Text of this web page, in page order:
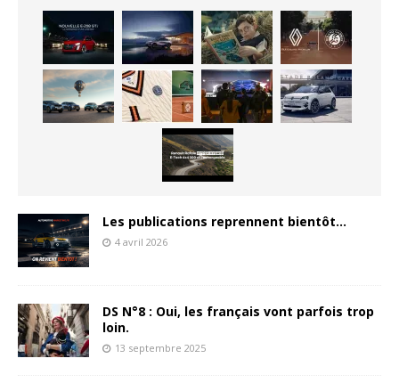
Les publications reprennent bientôt…
4 avril 2026
DS N°8 : Oui, les français vont parfois trop
loin.
13 septembre 2025